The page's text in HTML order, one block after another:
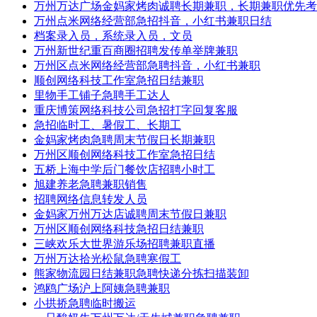
万州万达广场金妈家烤肉诚聘长期兼职，长期兼职优先
万州点米网络经营部急招抖音，小红书兼职日结
档案录入员，系统录入员，文员
万州新世纪重百商圈招聘发传单举牌兼职
万州区点米网络经营部急聘抖音，小红书兼职
顺创网络科技工作室急招日结兼职
里物手工铺子急聘手工达人
重庆博策网络科技公司急招打字回复客服
急招临时工、暑假工、长期工
金妈家烤肉急聘周末节假日长期兼职
万州区顺创网络科技工作室急招日结
五桥上海中学后门餐饮店招聘小时工
旭建养老急聘兼职销售
招聘网络信息转发人员
金妈家万州万达店诚聘周末节假日兼职
万州区顺创网络科技急招日结兼职
三峡欢乐大世界游乐场招聘兼职直播
万州万达拾光松鼠急聘寒假工
熊家物流园日结兼职急聘快递分拣扫描装卸
鸿鸥广场沪上阿姨急聘兼职
小拱挢急聘临时搬运